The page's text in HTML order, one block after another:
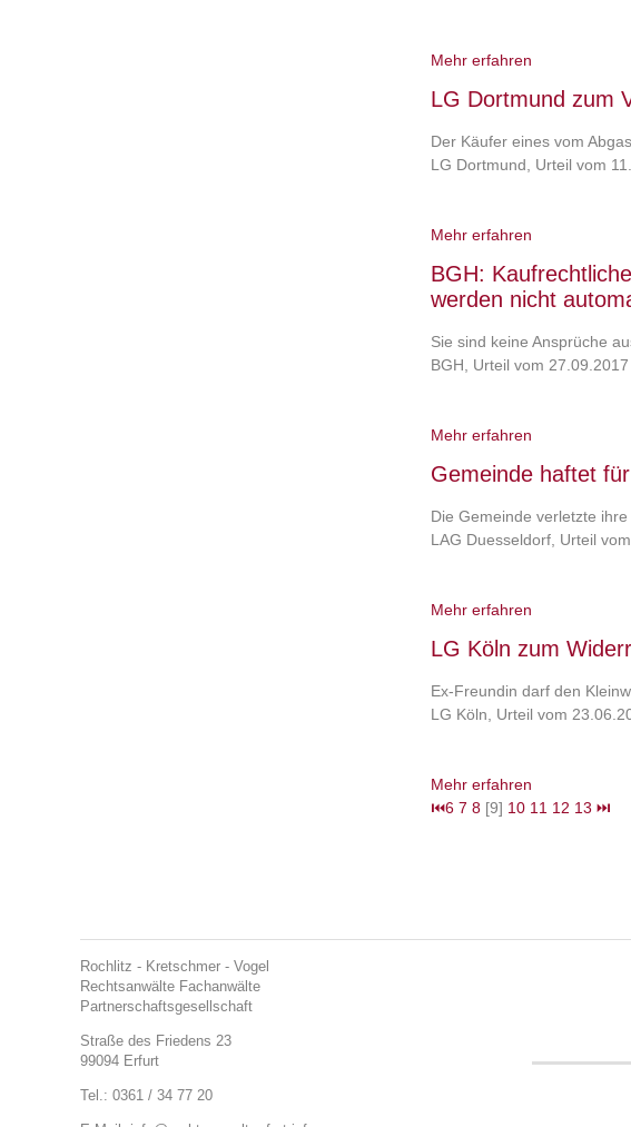
Mehr erfahren
LG Dortmund zum
Der Käufer eines vom
LG Dortmund, Urteil vom
Mehr erfahren
BGH:
werden nicht
Sie sind keine Ansprüche
BGH, Urteil vom 27.09.2017
Mehr erfahren
Gemeinde haftet
Die Gemeinde verletzte
LAG Duesseldorf, Urteil
Mehr erfahren
LG Köln zum
Ex-Freundin darf den
LG Köln, Urteil vom
Mehr erfahren
⏮6 7 8 [9] 10 11 12 13 ⏭
Rochlitz - Kretschmer - Vogel
Rechtsanwälte Fachanwälte
Partnerschaftsgesellschaft
Straße des Friedens 23
99094 Erfurt
Tel.: 0361 / 34 77 20